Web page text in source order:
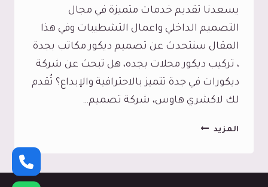
يسعدنا تقديم خدمات متميزة في مجال
التصميم الداخلي واعمال التشطيبات وفي هذا
المقال سنتحدث عن تصميم ديكور مكاتب بجدة
، تركيب ديكور محلات بجده، هل تبحث عن شركة
ديكورات في جدة تتميز بالاحترافية والإبداع؟ تُقدم
لك لاكشري هاوس، شركة تصميم…
المزيدشركة